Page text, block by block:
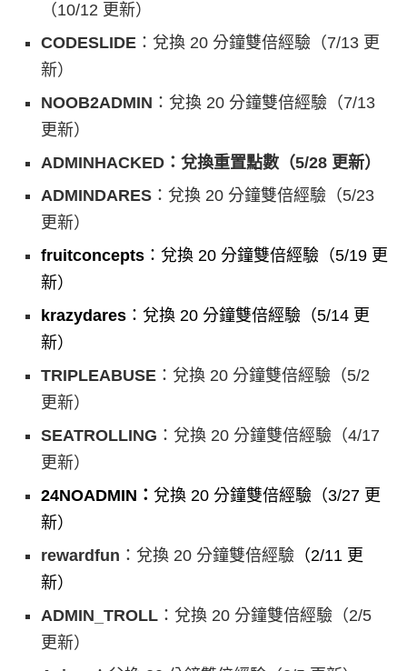
（10/12 更新）
CODESLIDE ：兌換 20 分鐘雙倍經驗（7/13 更
新）
NOOB2ADMIN ：兌換 20 分鐘雙倍經驗（7/13
更新）
ADMINHACKED：兌換重置點數（5/28 更新）
ADMINDARES ：兌換 20 分鐘雙倍經驗（5/23
更新）
fruitconcepts ：兌換 20 分鐘雙倍經驗（5/19 更
新）
krazydares ：兌換 20 分鐘雙倍經驗（5/14 更
新）
TRIPLEABUSE ：兌換 20 分鐘雙倍經驗（5/2
更新）
SEATROLLING ：兌換 20 分鐘雙倍經驗（4/17
更新）
24NOADMIN： 兌換 20 分鐘雙倍經驗（3/27 更
新）
rewardfun ：兌換 20 分鐘雙倍經驗 （2/11 更
新）
ADMIN_TROLL ：兌換 20 分鐘雙倍經驗（2/5
更新）